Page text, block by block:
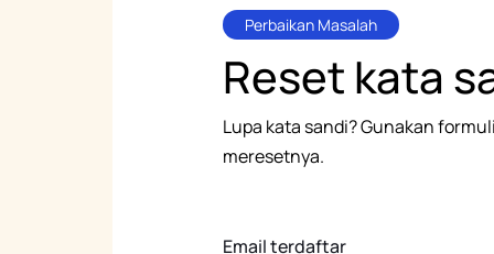
Perbaikan Masalah
Reset kata
Lupa kata sandi? Gunakan
meresetnya.